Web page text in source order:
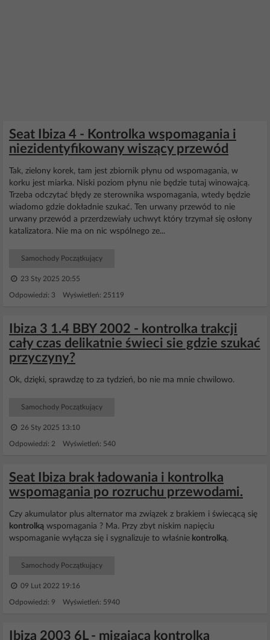
Seat Ibiza 4 - Kontrolka wspomagania i
niezidentyfikowany wiszący przewód
Tak, zielony korek, tam jest zbiornik płynu od wspomagania, w
korku jest miarka. Niski poziom płynu nie będzie tutaj winowajcą.
Trzeba odczytać błędy ze sterownika wspomagania, wtedy będzie
wiadomo gdzie dokładnie szukać. Ten urwany przewód to nie
urwany przewód a przerdzewiały uchwyt który trzymał się osłony
katalizatora. Nie ma on nic wspólnego ze...
Samochody Początkujący
23 Sty 2025 20:55
Odpowiedzi: 3 Wyświetleń: 25119
Ibiza 3 1.4 BBY 2002 - kontrolka trakcji
cały czas delikatnie świeci sie gdzie szukać
przyczyny?
Ok, dzięki, sprawdzę to za tydzień, bo nie ma mnie chwilowo.
Samochody Początkujący
26 Sty 2025 13:10
Odpowiedzi: 2 Wyświetleń: 540
Seat Ibiza brak ładowania i kontrolka
wspomagania po rozruchu przewodami.
Czy akumulator plus alternator ma związek z brakiem i świecącą się
kontrolką wspomagania ? Ma. Przy zbyt niskim napięciu
wspomaganie wyłącza się i sygnalizuje to właśnie kontrolką.
Samochody Początkujący
09 Lut 2022 19:16
Odpowiedzi: 9 Wyświetleń: 5940
Ibiza 2003 6L - migająca kontrolka